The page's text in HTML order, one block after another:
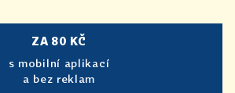
ZA 80 KČ
s mobilní aplikací
a bez reklam